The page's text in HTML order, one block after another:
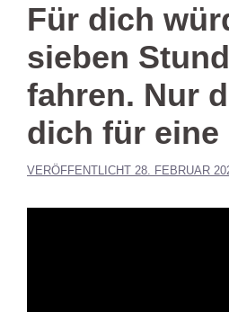
Für dich
sieben
fahren. Nur
dich für
VERÖFFENTLICHT 28. FEBRUAR